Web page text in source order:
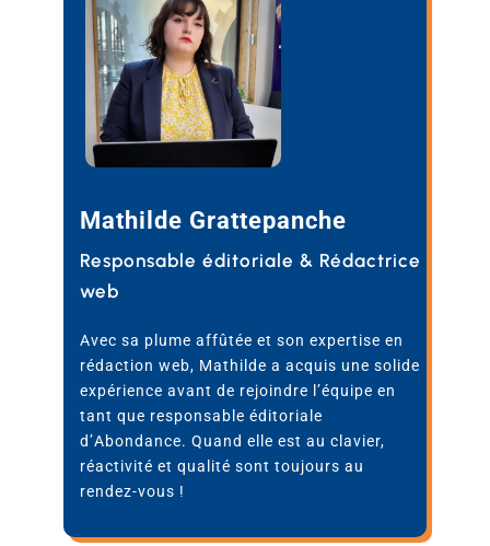
Mathilde Grattepanche
Responsable éditoriale & Rédactrice
web
Avec sa plume affûtée et son expertise en
rédaction web, Mathilde a acquis une solide
expérience avant de rejoindre l’équipe en
tant que responsable éditoriale
d’Abondance. Quand elle est au clavier,
réactivité et qualité sont toujours au
rendez-vous !